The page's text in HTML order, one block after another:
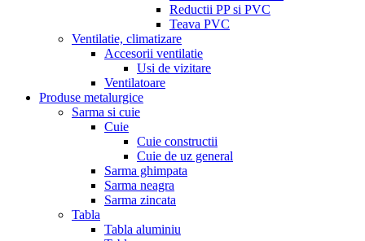
Reductii PP si PVC
Teava PVC
Ventilatie, climatizare
Accesorii ventilatie
Usi de vizitare
Ventilatoare
Produse metalurgice
Sarma si cuie
Cuie
Cuie constructii
Cuie de uz general
Sarma ghimpata
Sarma neagra
Sarma zincata
Tabla
Tabla aluminiu